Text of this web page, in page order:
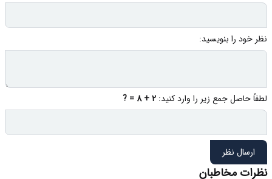
نظر خود را بنویسید:
لطفاً حاصل جمع زیر را وارد کنید: 2 + 8 = ?
ارسال نظر
نظرات مخاطبان